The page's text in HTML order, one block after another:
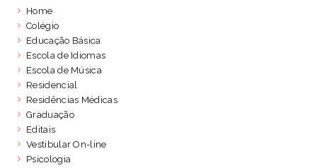
Home
Colégio
Educação Básica
Escola de Idiomas
Escola de Música
Residencial
Residências Médicas
Graduação
Editais
Vestibular On-line
Psicologia